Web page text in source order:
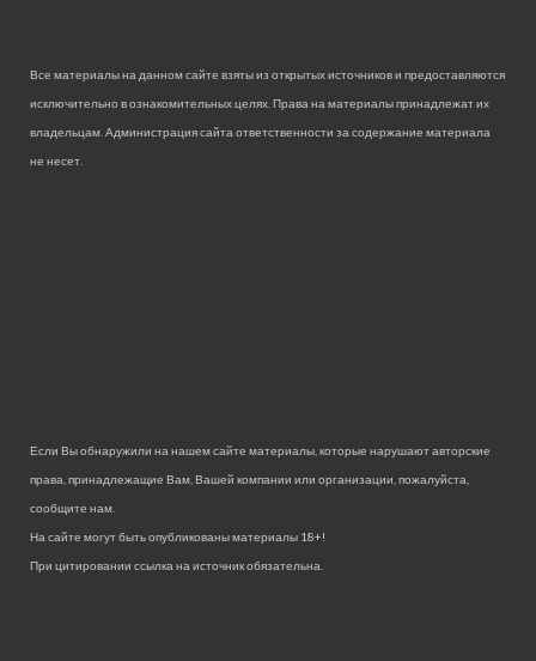
Все материалы на данном сайте взяты из открытых источников и предоставляются
исключительно в ознакомительных целях. Права на материалы принадлежат их
владельцам. Администрация сайта ответственности за содержание материала
не несет.
Если Вы обнаружили на нашем сайте материалы, которые нарушают авторские
права, принадлежащие Вам, Вашей компании или организации, пожалуйста,
сообщите нам.
На сайте могут быть опубликованы материалы 18+!
При цитировании ссылка на источник обязательна.